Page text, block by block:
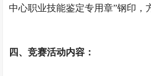
中心职业技能鉴定专用章”钢印，
四、竞赛活动内容：